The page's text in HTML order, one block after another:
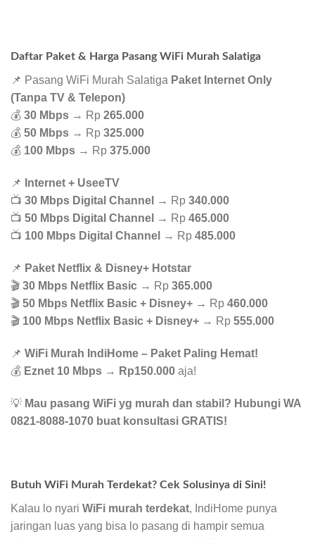
Daftar Paket & Harga Pasang WiFi Murah Salatiga
📌 Pasang WiFi Murah Salatiga Paket Internet Only
(Tanpa TV & Telepon)
💰 30 Mbps → Rp 265.000
💰 50 Mbps → Rp 325.000
💰 100 Mbps → Rp 375.000
📌
Internet + UseeTV
📺 30 Mbps Digital Channel → Rp 340.000
📺 50 Mbps Digital Channel → Rp 465.000
📺 100 Mbps Digital Channel → Rp 485.000
📌 Paket Netflix & Disney+ Hotstar
🎬 30 Mbps Netflix Basic → Rp 365.000
🎬 50 Mbps Netflix Basic + Disney+ → Rp 460.000
🎬 100 Mbps Netflix Basic + Disney+ → Rp 555.000
📌 WiFi Murah IndiHome – Paket Paling Hemat!
💰 Eznet 10 Mbps → Rp150.000 aja!
💡 Mau pasang WiFi yg murah dan stabil? Hubungi WA
0821-8088-1070 buat konsultasi GRATIS!
Butuh WiFi Murah Terdekat? Cek Solusinya di Sini!
Kalau lo nyari WiFi murah terdekat, IndiHome punya
jaringan luas yang bisa lo pasang di hampir semua